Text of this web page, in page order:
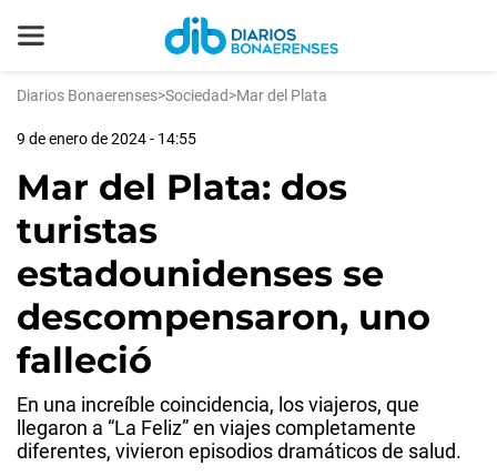
Diarios Bonaerenses>Sociedad>Mar del Plata
9 de enero de 2024 - 14:55
Mar del Plata: dos
turistas
estadounidenses se
descompensaron, uno
falleció
En una increíble coincidencia, los viajeros, que
llegaron a “La Feliz” en viajes completamente
diferentes, vivieron episodios dramáticos de salud.